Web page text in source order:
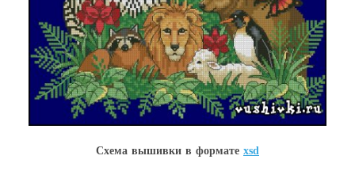
Схема вышивки в форматe xsd